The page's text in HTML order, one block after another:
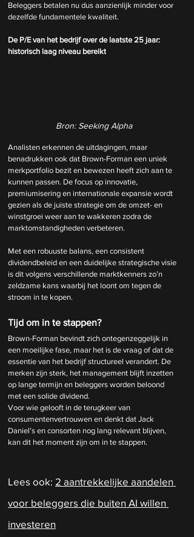
Beleggers betalen nu dus aanzienlijk minder voor
dezelfde fundamentele kwaliteit.
De P/E van het bedrijf over de laatste 25 jaar:
historisch laag niveau bereikt
Bron: Seeking Alpha
Analisten erkennen de uitdagingen, maar
benadrukken ook dat Brown-Forman een uniek
merkportfolio bezit en bewezen heeft zich aan te
kunnen passen. De focus op innovatie,
premiumisering en internationale expansie wordt
gezien als de juiste strategie om de omzet- en
winstgroei weer aan te wakkeren zodra de
marktomstandigheden verbeteren.
Met een robuuste balans, een consistent
dividendbeleid en een duidelijke strategische visie
is dit volgens verschillende marktkenners zo’n
zeldzame kans waarbij het loont om tegen de
stroom in te kopen.
Tijd om in te stappen?
Brown-Forman bevindt zich ontegenzeggelijk in
een moeilijke fase, maar het is de vraag of dat de
essentie van het bedrijf structureel verandert. De
merken zijn sterk, het management blijft inzetten
op lange termijn en beleggers worden beloond
met een solide dividend.
Voor wie gelooft in de terugkeer van
consumentenvertrouwen en denkt dat Jack
Daniel’s en consorten nog lang relevant blijven,
kan dit het moment zijn om in te stappen.
Lees ook: 2 aantrekkelijke aandelen
voor beleggers die buiten AI willen
investeren